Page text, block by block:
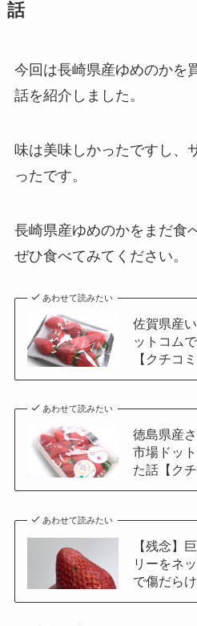
話
今回は長崎県産ゆめのかを
話を紹介しました。
味は美味しかったですし、
ったです。
長崎県産ゆめのかをまだ食
ぜひ食べてみてください。
あわせて読みたい
佐賀県産
ットコム
【クチコ
あわせて読みたい
徳島県産
市場ドッ
た話【ク
あわせて読みたい
【残念】
リーをネ
で傷だら